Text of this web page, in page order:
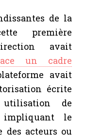
de la
première
avait
un cadre
avait
écrite
de
impliquant le
des acteurs ou